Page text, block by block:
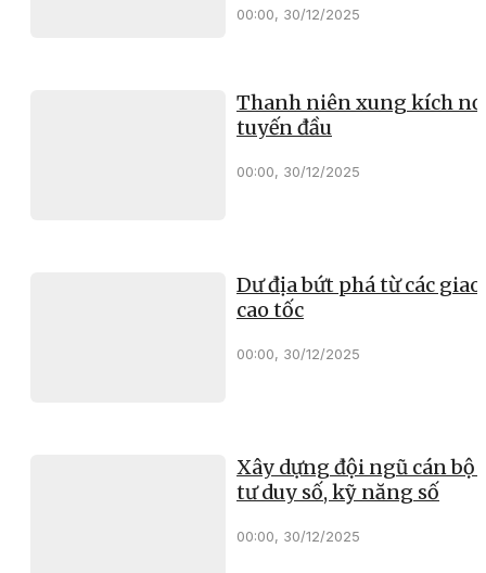
00:00, 30/12/2025
Thanh niên xung kích
tuyến đầu
00:00, 30/12/2025
Dư địa bứt phá từ các
cao tốc
00:00, 30/12/2025
Xây dựng đội ngũ cán bộ
tư duy số, kỹ năng số
00:00, 30/12/2025